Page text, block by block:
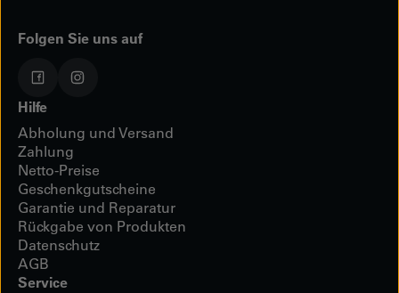
Folgen Sie uns auf
Hilfe
Abholung und Versand
Zahlung
Netto-Preise
Geschenkgutscheine
Garantie und Reparatur
Rückgabe von Produkten
Datenschutz
AGB
Service